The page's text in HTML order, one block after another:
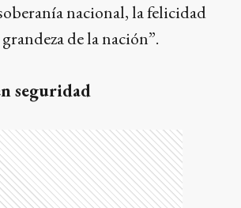
nacional, la felicidad
de la nación”.
seguridad